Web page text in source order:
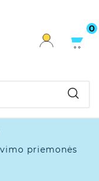
0
priemonės